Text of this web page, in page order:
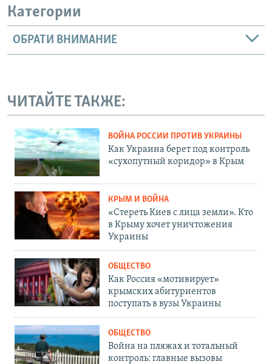
Категории
ОБРАТИ ВНИМАНИЕ
ЧИТАЙТЕ ТАКЖЕ:
ВОЙНА РОССИИ ПРОТИВ УКРАИНЫ
Как Украина берет под контроль
«сухопутный коридор» в Крым
КРЫМ И ВОЙНА
«Стереть Киев с лица земли». Кто
в Крыму хочет уничтожения
Украины
ОБЩЕСТВО
Как Россия «мотивирует»
крымских абитуриентов
поступать в вузы Украины
ОБЩЕСТВО
Война на пляжах и тотальный
контроль: главные вызовы